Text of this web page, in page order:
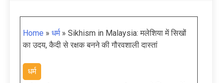
Home » धर्म» Sikhism in Malaysia: मलेशिया में सिखों
का उदय, कैदी से रक्षक बनने की गौरवशाली दास्तां
धर्म